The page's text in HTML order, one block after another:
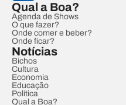
Qual a Boa?
Agenda de Shows
O que fazer?
Onde comer e beber?
Onde ficar?
Notícias
Bichos
Cultura
Economia
Educação
Política
Qual a Boa?